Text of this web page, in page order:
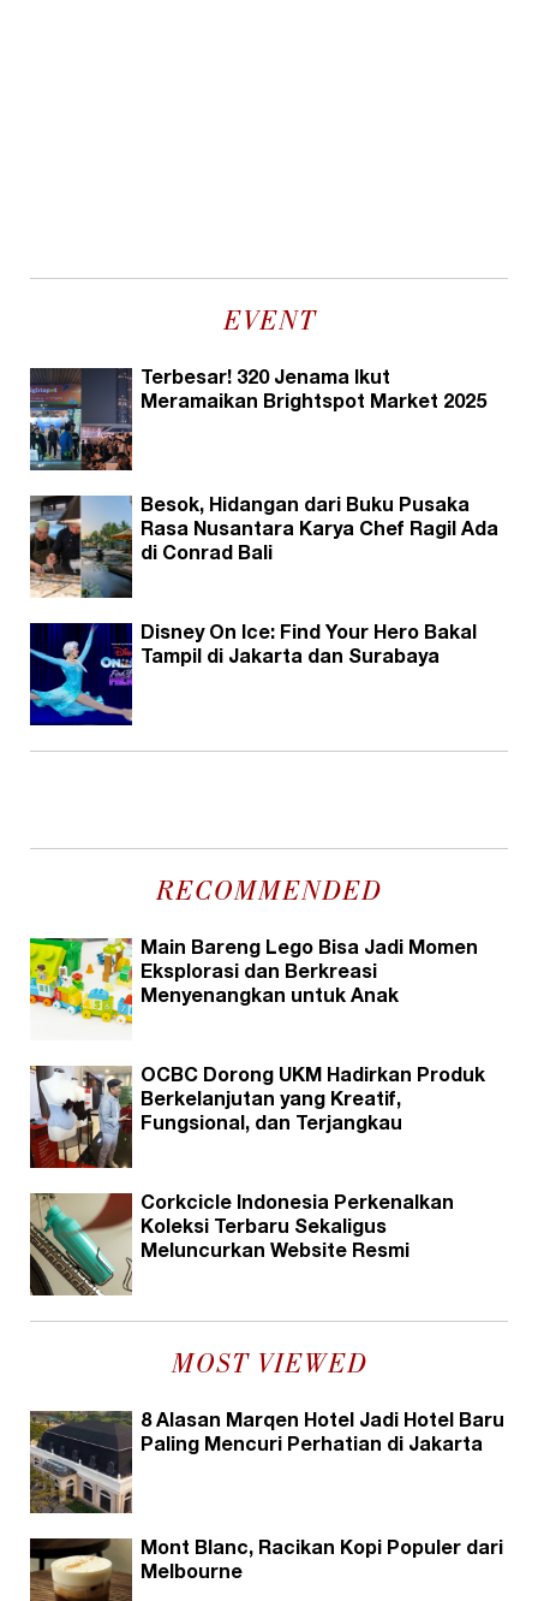
EVENT
Terbesar! 320 Jenama Ikut
Meramaikan Brightspot Market 2025
Besok, Hidangan dari Buku Pusaka
Rasa Nusantara Karya Chef Ragil Ada
di Conrad Bali
Disney On Ice: Find Your Hero Bakal
Tampil di Jakarta dan Surabaya
RECOMMENDED
Main Bareng Lego Bisa Jadi Momen
Eksplorasi dan Berkreasi
Menyenangkan untuk Anak
OCBC Dorong UKM Hadirkan Produk
Berkelanjutan yang Kreatif,
Fungsional, dan Terjangkau
Corkcicle Indonesia Perkenalkan
Koleksi Terbaru Sekaligus
Meluncurkan Website Resmi
MOST VIEWED
8 Alasan Marqen Hotel Jadi Hotel Baru
Paling Mencuri Perhatian di Jakarta
Mont Blanc, Racikan Kopi Populer dari
Melbourne